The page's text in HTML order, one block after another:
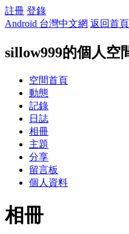
註冊 登錄
Android 台灣中文網 返回首頁
sillow999的個人空
空間首頁
動態
記錄
日誌
相冊
主題
分享
留言板
個人資料
相冊